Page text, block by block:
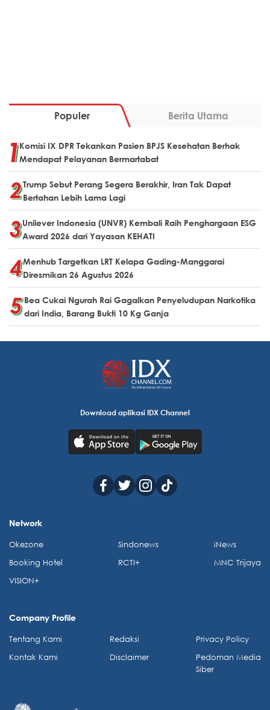
Populer Berita Utama
Komisi IX DPR Tekankan Pasien BPJS Kesehatan Berhak
Mendapat Pelayanan Bermartabat
Trump Sebut Perang Segera Berakhir, Iran Tak Dapat
Bertahan Lebih Lama Lagi
Unilever Indonesia (UNVR) Kembali Raih Penghargaan ESG
Award 2026 dari Yayasan KEHATI
Menhub Targetkan LRT Kelapa Gading-Manggarai
Diresmikan 26 Agustus 2026
Bea Cukai Ngurah Rai Gagalkan Penyeludupan Narkotika
dari India, Barang Bukti 10 Kg Ganja
Download aplikasi IDX Channel
Network
Okezone
Booking Hotel
VISION+
Sindonews
RCTI+
iNews
MNC Trijaya
Company Profile
Tentang Kami
Kontak Kami
Redaksi
Disclaimer
Privacy Policy
Pedoman Media
Siber